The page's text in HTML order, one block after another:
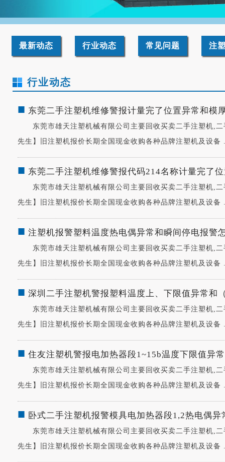
最新动态 行业动态 常见问题 注
行业动态
■ 东莞二手注塑机维修警报计量完了位置异常和模
东莞市雄天注塑机械有限公司主要回收买卖二手注塑机,二
先生】旧注塑机报价长期全国现金收购各种品牌注塑机及设
■ 东莞二手注塑机维修警报代码214名称计量完了
东莞市雄天注塑机械有限公司主要回收买卖二手注塑机,二
先生】旧注塑机报价长期全国现金收购各种品牌注塑机及设
■ 注塑机报警塑料温度热电偶异常和瞬间停电报警
东莞市雄天注塑机械有限公司主要回收买卖二手注塑机,二
先生】旧注塑机报价长期全国现金收购各种品牌注塑机及设
■ 深圳二手注塑机警报塑料温度上、下限值异常和
东莞市雄天注塑机械有限公司主要回收买卖二手注塑机,二
先生】旧注塑机报价长期全国现金收购各种品牌注塑机及设
■ 住友注塑机警报电加热器段1~15b温度下限值异
东莞市雄天注塑机械有限公司主要回收买卖二手注塑机,二
先生】旧注塑机报价长期全国现金收购各种品牌注塑机及设
■ 卧式二手注塑机报警模具电加热器段1,2热电偶
东莞市雄天注塑机械有限公司主要回收买卖二手注塑机,二
先生】旧注塑机报价长期全国现金收购各种品牌注塑机及设